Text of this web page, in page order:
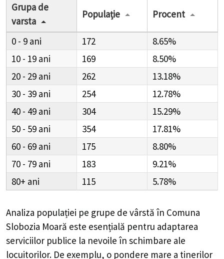
Grupa de
varsta
Populație Procent
0 - 9 172
8.65%
10 - 19
169
8.50%
20 - 29
262
13.18%
30 - 39
254
12.78%
40 - 49
304
15.29%
50 - 59
354
17.81%
60 - 69
175
8.80%
70 - 79
183
9.21%
80+
115 5.78%
Analiza populației pe grupe de vârstă în Comuna
Slobozia Moară este esențială pentru adaptarea
serviciilor publice la nevoile în schimbare ale
locuitorilor. De exemplu, o pondere mare a tinerilor